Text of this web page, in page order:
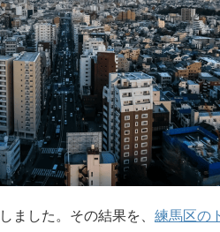
ました。その結果を、 練馬区の